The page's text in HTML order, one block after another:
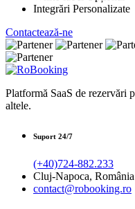
Integrări Personalizate
Contactează-ne
Platformă SaaS de rezervări
altele.
Suport 24/7
(+40)724-882.233
Cluj-Napoca, România
contact@robooking.ro